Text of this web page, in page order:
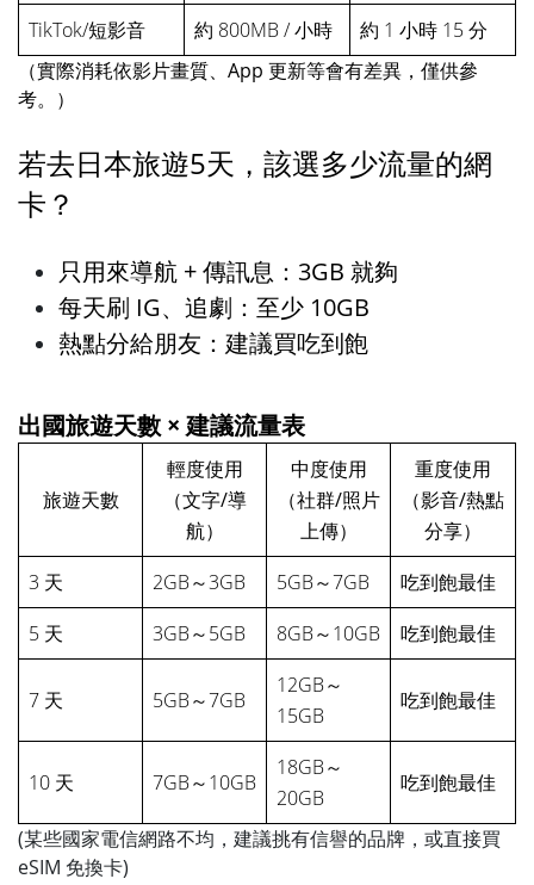
TikTok/短影音
約 800MB / 小時
約 1 小時 15 分
（實際消耗依影片畫質、App 更新等會有差異，僅供參
考。）
若去日本旅遊5天，該選多少流量的網
卡？
只用來導航 + 傳訊息：3GB 就夠
每天刷 IG、追劇：至少 10GB
熱點分給朋友：建議買吃到飽
出國旅遊天數 × 建議流量表
旅遊天數
輕度使用
（文字/導
航）
中度使用
（社群/照片
上傳）
重度使用
（影音/熱點
分享）
3 天
2GB～3GB 5GB～7GB
吃到飽最佳
5 天
3GB～5GB 8GB～10GB 吃到飽最佳
7 天 5GB～7GB
12GB～
15GB
吃到飽最佳
10 天 7GB～10GB
18GB～
20GB
吃到飽最佳
(某些國家電信網路不均，建議挑有信譽的品牌，或直接買
eSIM 免換卡)